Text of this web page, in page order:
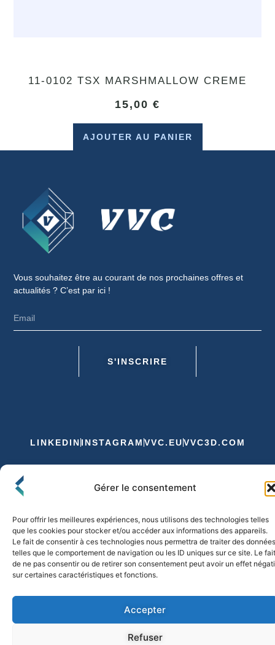
Gérer le consentement
Pour offrir les meilleures expériences, nous utilisons des technologies telles
que les cookies pour stocker et/ou accéder aux informations des appareils.
Le fait de consentir à ces technologies nous permettra de traiter des données
telles que le comportement de navigation ou les ID uniques sur ce site. Le fait
de ne pas consentir ou de retirer son consentement peut avoir un effet
sur certaines caractéristiques et fonctions.
Accepter
Refuser
11-0102 TSX MARSHMALLOW CREME
15,00 €
AJOUTER AU PANIER
Vous souhaitez être au courant de nos prochaines offres et
actualités ? C’est par ici !
S'INSCRIRE
LINKEDIN INSTAGRAM VVC.EUVVC3D.COM
Politique de Confidentialité et de CookiesExpédition et Livraison
© 2026 FLO & CO. All Rights Reserved